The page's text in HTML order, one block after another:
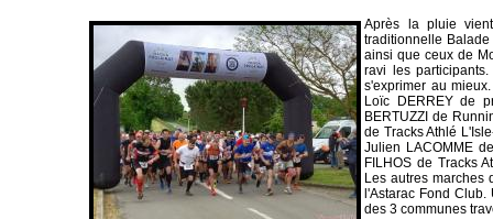
Après la pluie
traditionnelle
ainsi que ceux de
ravi les
s'exprimer au
Loïc DERREY de
BERTUZZI de
de Tracks Athlé
Julien LACOMME
FILHOS de Tracks
Les autres marches
l'Astarac Fond
des 3 communes